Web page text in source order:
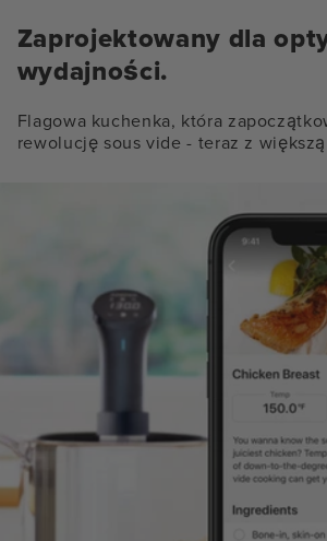
Zaprojektowany dla
wydajności.
Flagowa kuchenka, która
rewolucję sous vide - teraz z